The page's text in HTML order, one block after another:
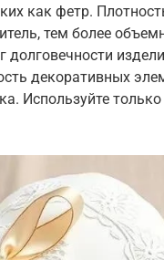
как фетр.
тем более
декоративных
Используйте